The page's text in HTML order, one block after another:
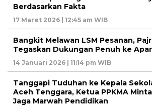
Berdasarkan Fakta
17 Maret 2026 | 12:45 am WIB
Bangkit Melawan LSM Pesanan,
Tegaskan Dukungan Penuh ke
14 Januari 2026 | 11:14 pm WIB
Tanggapi Tuduhan ke Kepala
Aceh Tenggara, Ketua PPKMA
Jaga Marwah Pendidikan